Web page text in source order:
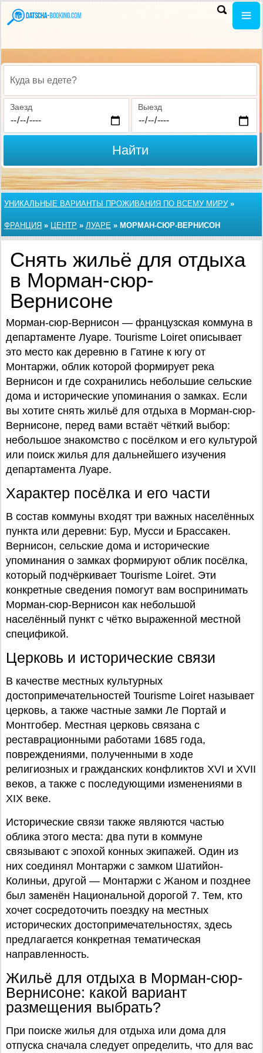
Куда вы едете?
Заезд Выезд
Найти
УНИКАЛЬНЫЕ ВАРИАНТЫ ПРОЖИВАНИЯ ПО ВСЕМУ МИРУ»
ФРАНЦИЯ » ЦЕНТР » ЛУАРЕ » MОРМАН-СЮР-ВЕРНИСОН
Снять жильё для отдыха
в Морман-сюр-
Вернисоне
Морман-сюр-Вернисон — французская коммуна в
департаменте Луаре. Tourisme Loiret описывает
это место как деревню в Гатине к югу от
Монтаржи, облик которой формирует река
Вернисон и где сохранились небольшие сельские
дома и исторические упоминания о замках. Если
вы хотите снять жильё для отдыха в Морман-сюр-
Вернисоне, перед вами встаёт чёткий выбор:
небольшое знакомство с посёлком и его культурой
или поиск жилья для дальнейшего изучения
департамента Луаре.
Характер посёлка и его части
В состав коммуны входят три важных населённых
пункта или деревни: Бур, Мусси и Брассакен.
Вернисон, сельские дома и исторические
упоминания о замках формируют облик посёлка,
который подчёркивает Tourisme Loiret. Эти
конкретные сведения помогут вам воспринимать
Морман-сюр-Вернисон как небольшой
населённый пункт с чётко выраженной местной
спецификой.
Церковь и исторические связи
В качестве местных культурных
достопримечательностей Tourisme Loiret называет
церковь, а также частные замки Ле Портай и
Монтгобер. Местная церковь связана с
реставрационными работами 1685 года,
повреждениями, полученными в ходе
религиозных и гражданских конфликтов XVI и XVII
веков, а также с последующими изменениями в
XIX веке.
Исторические связи также являются частью
облика этого места: два пути в коммуне
связывают с эпохой конных экипажей. Один из
них соединял Монтаржи с замком Шатийон-
Колиньи, другой — Монтаржи с Жаном и позднее
был заменён Национальной дорогой 7. Тем, кто
хочет сосредоточить поездку на местных
исторических достопримечательностях, здесь
предлагается конкретная тематическая
направленность.
Жильё для отдыха в Морман-сюр-
Вернисоне: какой вариант
размещения выбрать?
При поиске жилья для отдыха или дома для
отпуска сначала следует определить, что для вас